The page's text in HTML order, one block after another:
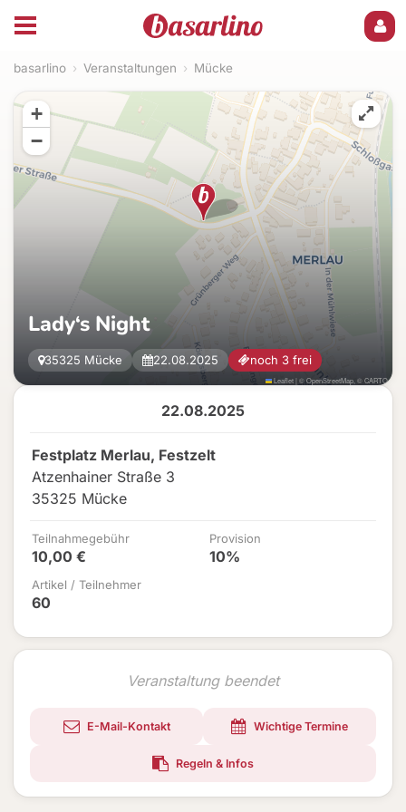
basarlino › Veranstaltungen › Mücke
22.08.2025
Festplatz Merlau, Festzelt
Atzenhainer Straße 3
35325 Mücke
Teilnahmegebühr
10,00 €
Provision
10%
Artikel / Teilnehmer
60
Veranstaltung beendet
E-Mail-Kontakt Wichtige Termine
Regeln & Infos
Lady‘s Night
35325 Mücke 22.08.2025 noch 3 frei
+
−
Leaflet| ©OpenStreetMap , ©CARTO